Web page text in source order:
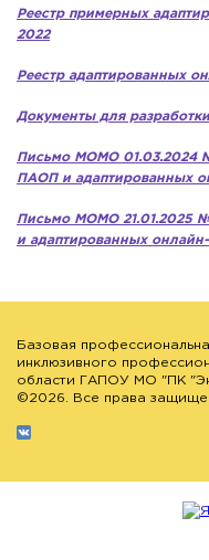
Реестр примерных
2022
Реестр адаптированных
Документы для
Письмо МОМО 01.03.2024
ПАОП и адаптированных
Письмо МОМО 21.01.2025
и адаптированных
Базовая
инклюзивного
области ГАПОУ МО "ПК
©2026. Все права